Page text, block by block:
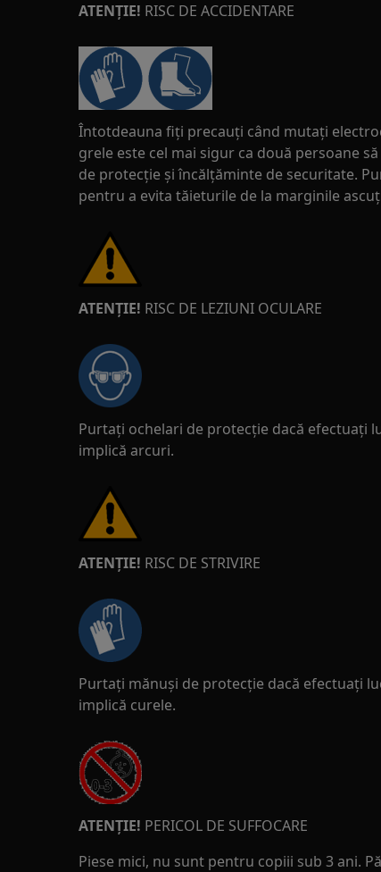
ATENȚIE! RISC DE ACCIDENTARE
Întotdeauna fiți precauți când mutați
grele este cel mai sigur ca două persoane
de protecție și încălțăminte de securitate.
pentru a evita tăieturile de la marginile
ATENȚIE! RISC DE LEZIUNI OCULARE
Purtați ochelari de protecție dacă efectuați
implică arcuri.
ATENȚIE! RISC DE STRIVIRE
Purtați mănuși de protecție dacă efectuați
implică curele.
ATENȚIE! PERICOL DE SUFFOCARE
Piese mici, nu sunt pentru copiii sub 3 ani.